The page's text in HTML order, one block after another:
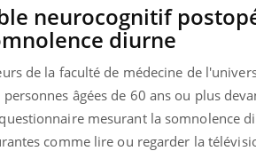
neurocognitif
diurne
de la faculté de médecine de
âgées de 60 ans ou plus
mesurant la somnolence
comme lire ou regarder la